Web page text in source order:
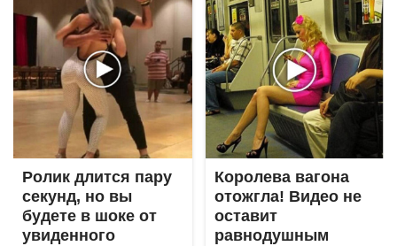
Ролик длится пару
секунд, но вы
будете в шоке от
увиденного
Королева вагона
отожгла! Видео не
оставит
равнодушным